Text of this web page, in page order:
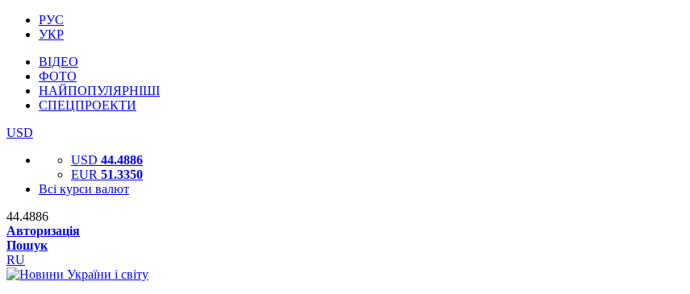
РУС
УКР
ВІДЕО
ФОТО
НАЙПОПУЛЯРНІШІ
СПЕЦПРОЕКТИ
USD
USD 44.4886
EUR 51.3350
Всі курси валют
44.4886
Авторизація
Пошук
RU